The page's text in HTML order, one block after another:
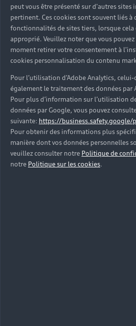
Les services connectés vous
distance votre véhicule (niveau
démarrage de la recharge,
consultation des stations de
etc.) via l’application myAudi.
peut vous être présenté sur d'autres sites
pertinent. Ces cookies sont souvent liés à
fonctionnalités de sites tiers, lorsque cela
approprié. Veuillez noter que vous
moment retirer votre consentement à
cookies personnalisation du contenu
Pour l’utilisation d’Adobe Analytics,
également le traitement des données par
Pour plus d’information sur l’utilisation
données par Google, vous pouvez
suivante: https://business.safety.google/
Pour obtenir des informations plus
manière dont vos données personnelles
veuillez consulter notre Politique de
notre Politique sur les cookies.